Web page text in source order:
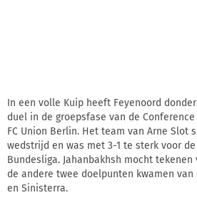
In een volle Kuip heeft Feyenoord
duel in de groepsfase van de Conference
FC Union Berlin. Het team van Arne Slot
wedstrijd en was met 3-1 te sterk voor
Bundesliga. Jahanbakhsh mocht
de andere twee doelpunten kwamen
en Sinisterra.